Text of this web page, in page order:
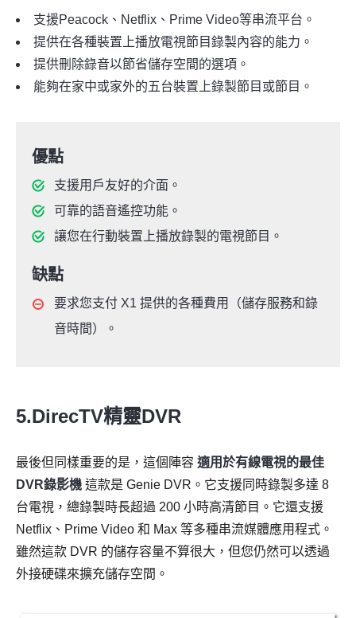
支援Peacock、Netflix、Prime Video等串流平台。
提供在各種裝置上播放電視節目錄製內容的能力。
提供刪除錄音以節省儲存空間的選項。
能夠在家中或家外的五台裝置上錄製節目或節目。
優點
支援用戶友好的介面。
可靠的語音遙控功能。
讓您在行動裝置上播放錄製的電視節目。
缺點
要求您支付 X1 提供的各種費用（儲存服務和錄
音時間）。
5.DirecTV精靈DVR
最後但同樣重要的是，這個陣容 適用於有線電視的最佳
DVR錄影機 這款是 Genie DVR。它支援同時錄製多達 8
台電視，總錄製時長超過 200 小時高清節目。它還支援
Netflix、Prime Video 和 Max 等多種串流媒體應用程式。
雖然這款 DVR 的儲存容量不算很大，但您仍然可以透過
外接硬碟來擴充儲存空間。